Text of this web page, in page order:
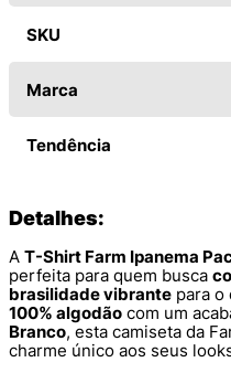
SKU
Marca
Tendência
Detalhes:
A T-Shirt Farm Ipanema
perfeita para quem busca
brasilidade vibrante para o
100% algodão com um
Branco, esta camiseta da
charme único aos seus